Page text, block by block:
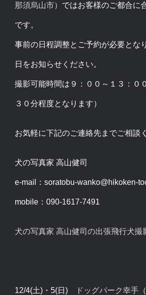
那須烏山市） ではお客様のご都合に
です。
事前の日程調整とご予約が必要とな
日をお知らせください。
撮影可能時間は９：００～１３：０
３０分程度となります）
お気軽に下記のご連絡先までご相談
犬の写真家 高山健司
e-mail：soratobu-wanko@hikoken-
mobile：090-1617-7491
犬の写真家 高山健司の出張飛行犬撮
12/4(土)・5(日) ドッグパーク幸手